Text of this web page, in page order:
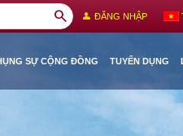
search person ĐĂNG NHẬP
SỰ CỘNG ĐỒNG TUYỂN DỤNG